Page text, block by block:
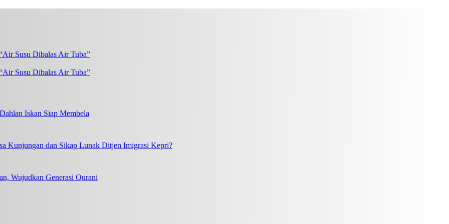
Susu Dibalas Air Tuba”
Iskan Siap Membela
Kunjungan dan Sikap Lunak Ditjen Imigrasi Kepri?
Wujudkan Generasi Qurani